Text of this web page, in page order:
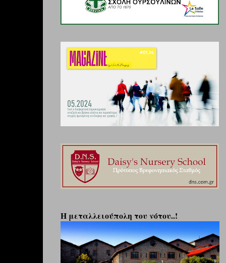
Η μεταλλειούπολη του νότου..!